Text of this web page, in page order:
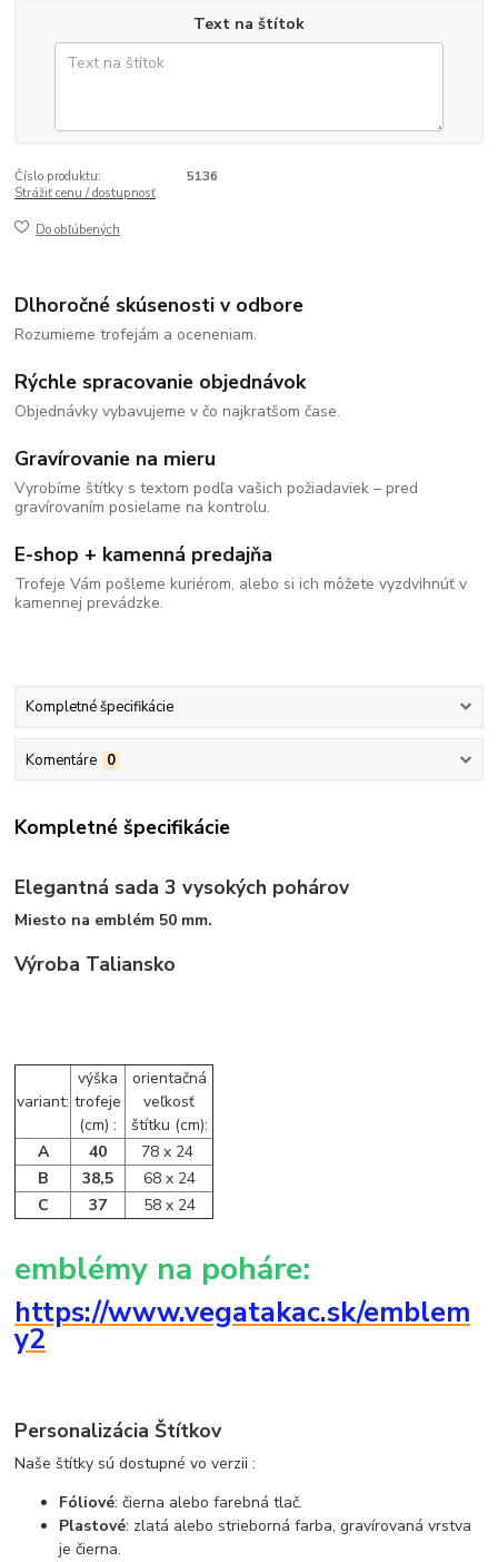
Text na štítok
Číslo produktu:
5136
Strážiť cenu / dostupnosť
Do obľúbených
Dlhoročné skúsenosti v odbore
Rozumieme trofejám a oceneniam.
Rýchle spracovanie objednávok
Objednávky vybavujeme v čo najkratšom čase.
Gravírovanie na mieru
Vyrobíme štítky s textom podľa vašich požiadaviek – pred
gravírovaním posielame na kontrolu.
E-shop + kamenná predajňa
Trofeje Vám pošleme kuriérom, alebo si ich môžete vyzdvihnúť v
kamennej prevádzke.
Kompletné špecifikácie
Komentáre 0
Kompletné špecifikácie
Elegantná sada 3 vysokých pohárov
Miesto na emblém 50 mm.
Výroba Taliansko
variant:
výška
trofeje
(cm) :
orientačná
veľkosť
štítku (cm):
A
40
78 x 24
B
38,5
68 x 24
C
37 58 x 24
emblémy na poháre:
https://www.vegatakac.sk/emblem
y2
Personalizácia Štítkov
Naše štítky sú dostupné vo verzii :
Fóliové: čierna alebo farebná tlač.
Plastové: zlatá alebo strieborná farba, gravírovaná vrstva
je čierna.